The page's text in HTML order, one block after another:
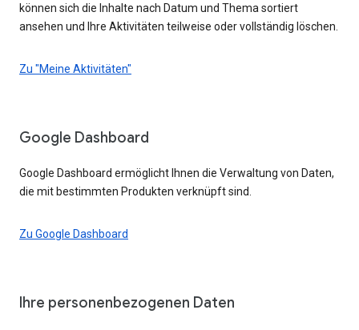
können sich die Inhalte nach Datum und Thema sortiert
ansehen und Ihre Aktivitäten teilweise oder vollständig löschen.
Zu "Meine Aktivitäten"
Google Dashboard
Google Dashboard ermöglicht Ihnen die Verwaltung von Daten,
die mit bestimmten Produkten verknüpft sind.
Zu Google Dashboard
Ihre personenbezogenen Daten